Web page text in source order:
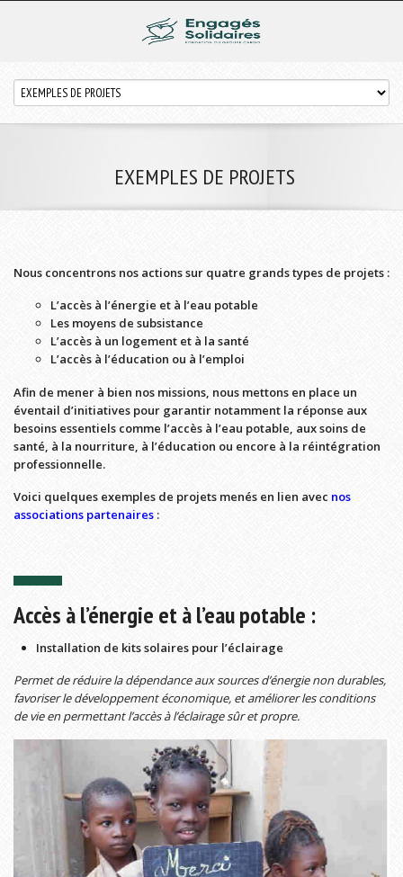
EXEMPLES DE PROJETS
Nous concentrons nos actions sur quatre grands types de projets :
L’accès à l’énergie et à l’eau potable
Les moyens de subsistance
L’accès à un logement et à la santé
L’accès à l’éducation ou à l’emploi
Afin de mener à bien nos missions, nous mettons en place un
éventail d’initiatives pour garantir notamment la réponse aux
besoins essentiels comme l’accès à l’eau potable, aux soins de
santé, à la nourriture, à l’éducation ou encore à la réintégration
professionnelle.
Voici quelques exemples de projets menés en lien avec nos
associations partenaires :
Accès à l’énergie et à l’eau potable :
Installation de kits solaires pour l’éclairage
Permet de réduire la dépendance aux sources d’énergie non durables,
favoriser le développement économique, et améliorer les conditions
de vie en permettant l’accès à l’éclairage sûr et propre.